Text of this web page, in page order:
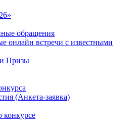
обращения
онлайн встречи с известными
Призы
(Анкета-заявка)